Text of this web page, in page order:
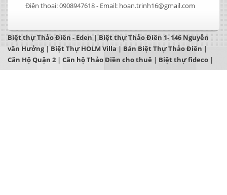
Điện thoại:0908947618 - Email: hoan.trinh16@gmail.com
Biệt thự Thảo Điền - Eden | Biệt thự Thảo Điền 1- 146 Nguyễn
văn Hưởng|Biệt Thự HOLM Villa | Bán Biệt Thự Thảo Điền |
Căn Hộ Quận 2 | Căn hộ Thảo Điền cho thuê | Biệt thự fideco |